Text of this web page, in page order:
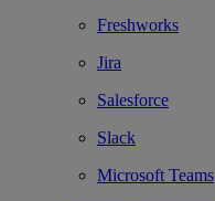
Freshworks
Jira
Salesforce
Slack
Microsoft Teams